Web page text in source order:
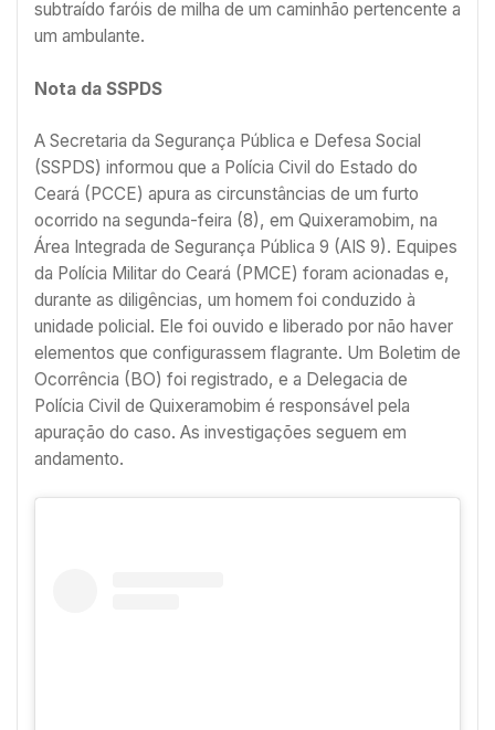
subtraído faróis de milha de um caminhão pertencente a
um ambulante.
Nota da SSPDS
A Secretaria da Segurança Pública e Defesa Social
(SSPDS) informou que a Polícia Civil do Estado do
Ceará (PCCE) apura as circunstâncias de um furto
ocorrido na segunda-feira (8), em Quixeramobim, na
Área Integrada de Segurança Pública 9 (AIS 9). Equipes
da Polícia Militar do Ceará (PMCE) foram acionadas e,
durante as diligências, um homem foi conduzido à
unidade policial. Ele foi ouvido e liberado por não haver
elementos que configurassem flagrante. Um Boletim de
Ocorrência (BO) foi registrado, e a Delegacia de
Polícia Civil de Quixeramobim é responsável pela
apuração do caso. As investigações seguem em
andamento.